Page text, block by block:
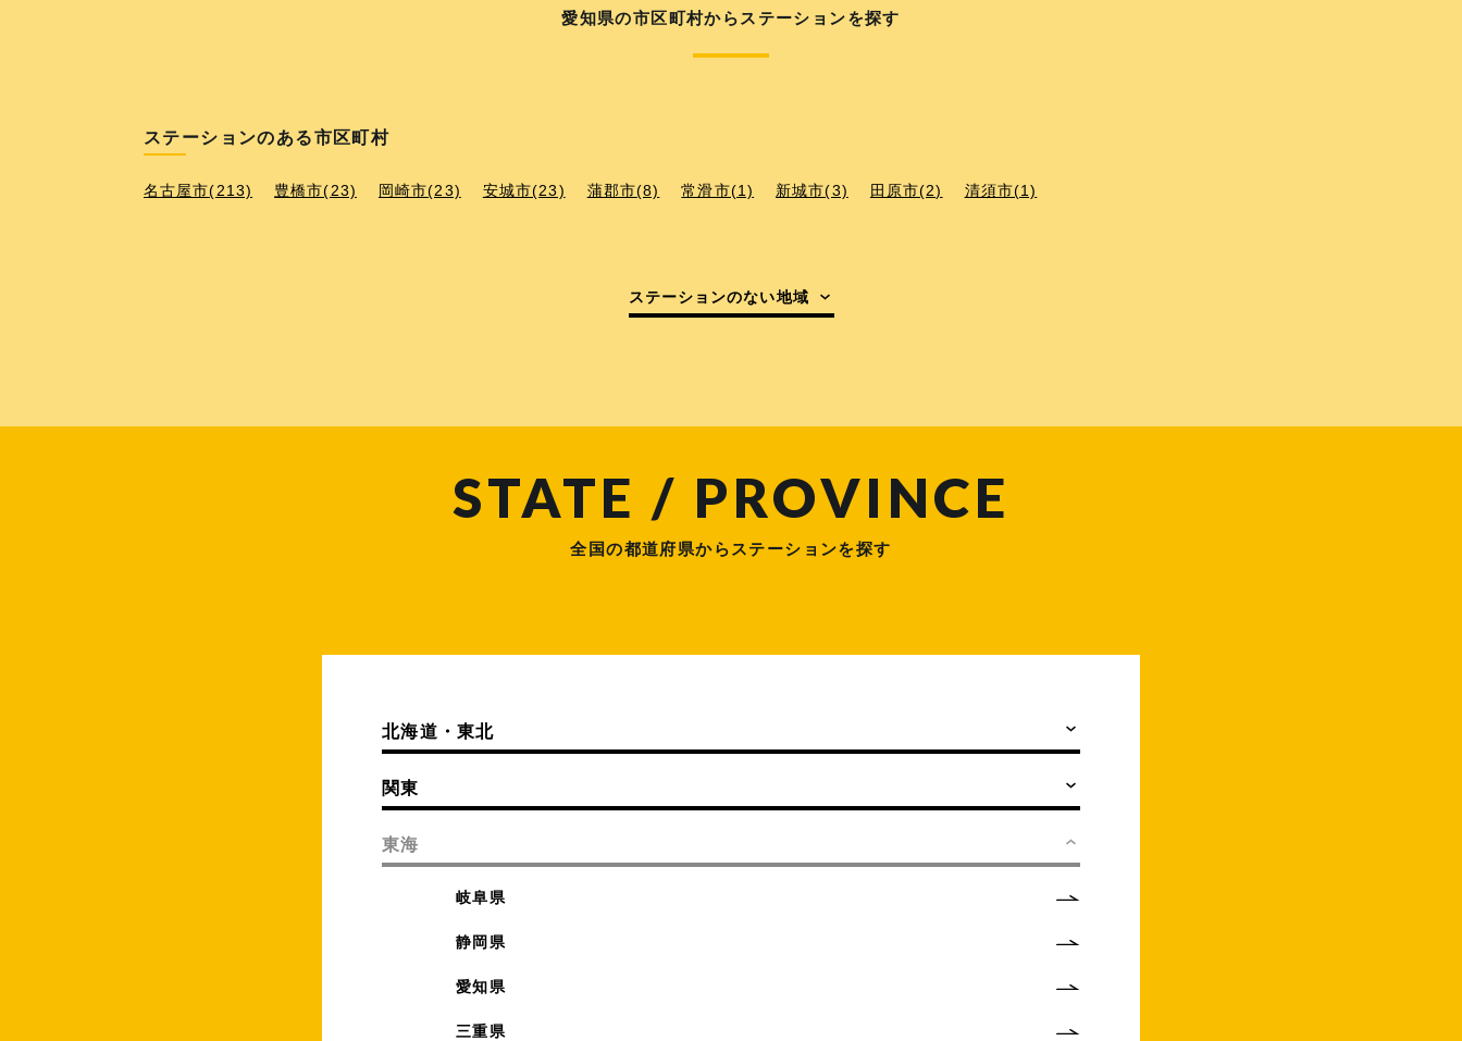
愛知県の市区町村からステーションを探す
ステーションのある市区町村
名古屋市(213) 豊橋市(23) 岡崎市(23) 安城市(23) 蒲郡市(8) 常滑市(1) 新城市(3) 田原市(2) 清須市(1)
ステーションのない地域
STATE / PROVINCE
全国の都道府県からステーションを探す
北海道・東北
関東
東海
岐阜県
静岡県
愛知県
三重県